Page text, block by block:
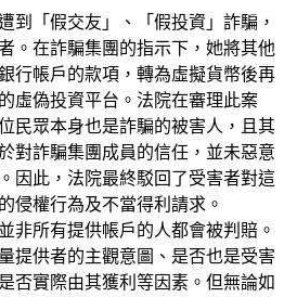
到「假交友」、「假投資」詐騙，
。在詐騙集團的指示下，她將其他
行帳戶的款項，轉為虛擬貨幣後再
虛偽投資平台。法院在審理此案
民眾本身也是詐騙的被害人，且其
對詐騙集團成員的信任，並未惡意
因此，法院最終駁回了受害者對這
侵權行為及不當得利請求。
並非所有提供帳戶的人都會被判賠。
提供者的主觀意圖、是否也是受害
否實際由其獲利等因素。但無論如